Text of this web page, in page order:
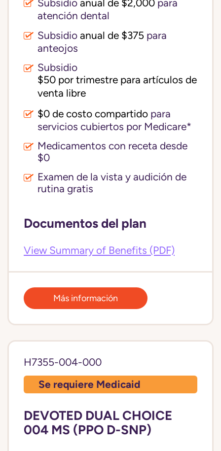
Subsidio anual de $2,000 para
atención dental
Subsidio anual de $375 para
anteojos
Subsidio
$50 por trimestre para artículos de
venta libre
$0 de costo compartido para
servicios cubiertos por Medicare*
Medicamentos con receta desde
$0
Examen de la vista y audición de
rutina gratis
Documentos del plan
View Summary of Benefits (PDF)
Más información
H7355-004-000
Se requiere Medicaid
DEVOTED DUAL CHOICE
004 MS (PPO D-SNP)